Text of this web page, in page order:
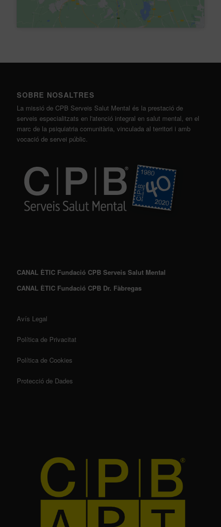
SOBRE NOSALTRES
La missió de CPB Serveis Salut Mental és la prestació de
serveis especialitzats en l'atenció integral en salut mental, en el
marc de la psiquiatria comunitària, vinculada al territori i amb
vocació de servei públic.
CANAL ÈTIC Fundació CPB Serveis Salut Mental
CANAL ÈTIC Fundació CPB Dr. Fàbregas
Avís Legal
Política de Privacitat
Política de Cookies
Protecció de Dades